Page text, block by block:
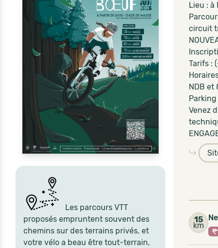
Les parcours VTT
proposés empruntent souvent des
chemins sur des terrains privés, et
votre vélo a beau être tout-terrain,
Lieu : à
circuit
Tarifs :
NDB et
Venez
15
km